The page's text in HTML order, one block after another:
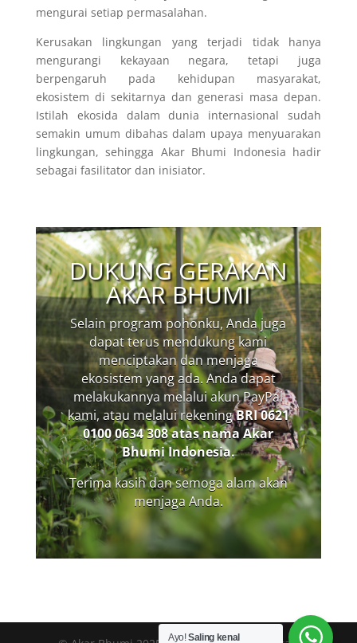
mengurai setiap permasalahan.
Kerusakan lingkungan yang terjadi tidak hanya
mengurangi kekayaan negara, tetapi juga
berpengaruh pada kehidupan masyarakat,
ekosistem di sekitarnya dan generasi masa depan.
Istilah ekosida dalam dunia internasional sudah
semakin umum dibahas dalam upaya menyuarakan
lingkungan, sehingga Akar Bhumi Indonesia hadir
sebagai fasilitator dan inisiator.
DUKUNG GERAKAN
AKAR BHUMI
Selain program pohonku, Anda juga
dapat terus mendukung kami
menciptakan dan menjaga
ekosistem yang ada. Anda dapat
melakukannya melalui akun PayPal
kami, atau melalui rekeningBRI0621
0100 0634 308 atas nama Akar
Bhumi Indonesia.
Terima kasih dan semoga alam akan
menjaga Anda.
Ayo!Saling kenal